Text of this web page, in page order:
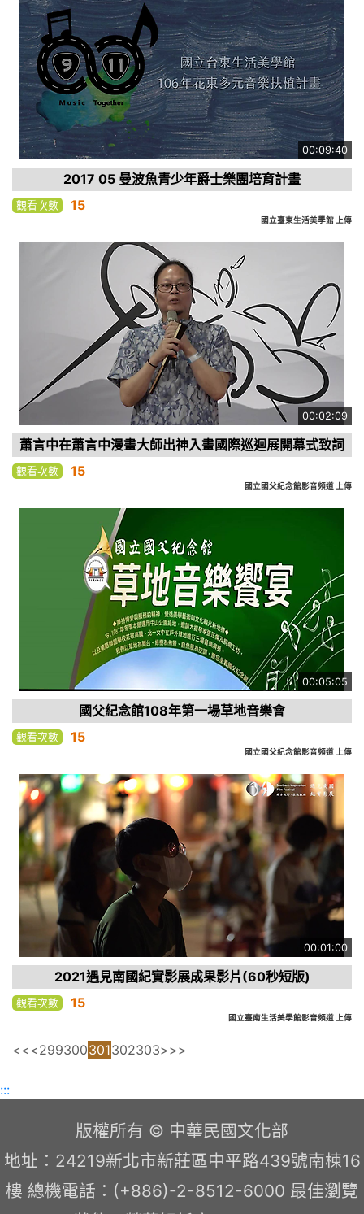
00:09:40
2017 05 曼波魚青少年爵士樂團培育計畫
觀看次數 15
國立臺東生活美學館 上傳
00:02:09
蕭言中在蕭言中漫畫大師出神入畫國際巡迴展開幕式致詞
觀看次數 15
國立國父紀念館影音頻道 上傳
00:05:05
國父紀念館108年第一場草地音樂會
觀看次數 15
國立國父紀念館影音頻道 上傳
00:01:00
2021遇見南國紀實影展成果影片(60秒短版)
觀看次數 15
國立臺南生活美學館影音頻道 上傳
<<<299300301302303>>>
:::
版權所有 © 中華民國文化部
地址：24219新北市新莊區中平路439號南棟16
樓 總機電話：(+886)-2-8512-6000 最佳瀏覽